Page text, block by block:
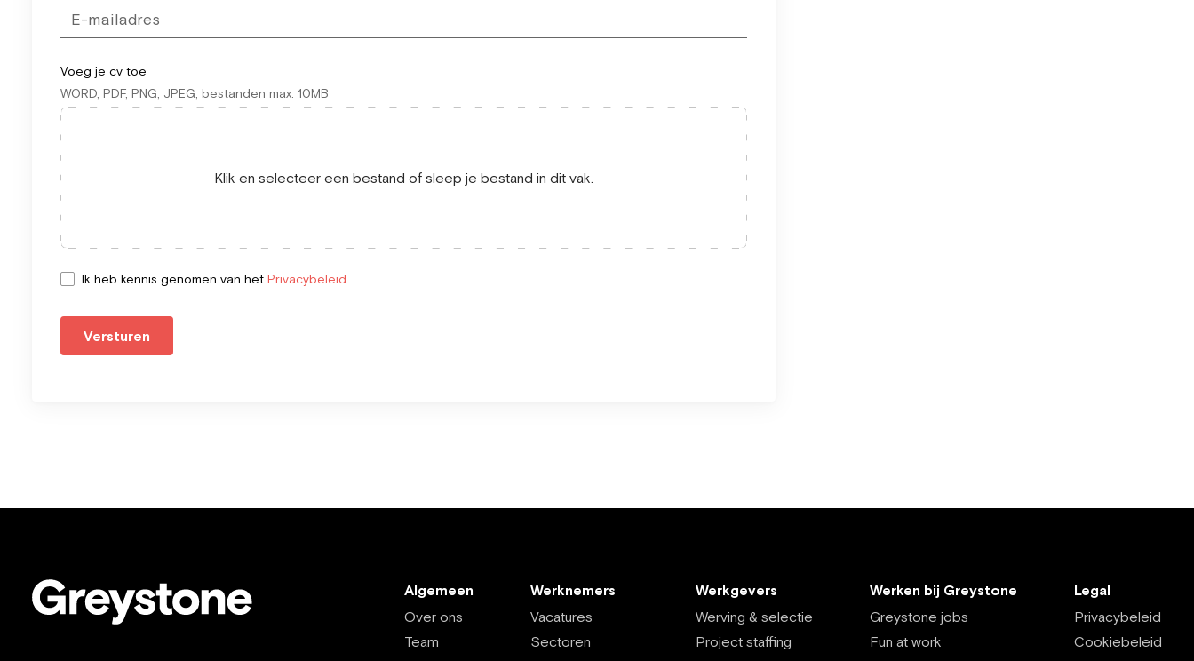
Voeg je cv toe
WORD, PDF, PNG, JPEG, bestanden max. 10MB
Klik en selecteer een bestand of sleep je bestand in dit vak.
Ik heb kennis genomen van het Privacybeleid
Versturen
Algemeen
Over ons
Team
Werknemers
Vacatures
Sectoren
Werkgevers
Werving & selectie
Project staffing
Werken bij Greystone
Greystone jobs
Fun at work
Legal
Privacybeleid
Cookiebeleid